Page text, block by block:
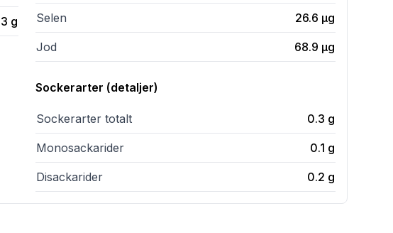
g Selen 26.6 µg
Jod 68.9 µg
Sockerarter (detaljer)
Sockerarter totalt 0.3 g
Monosackarider 0.1 g
Disackarider 0.2 g